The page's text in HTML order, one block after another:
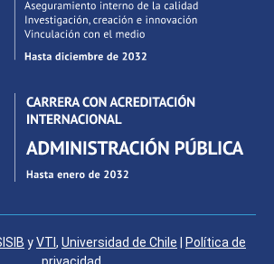
yVTI , Universidad de Chile
Política de
privacidad